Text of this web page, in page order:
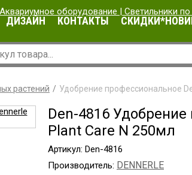
ДИЗАЙН КОНТАКТЫ
растений Удобрение профессиональное
Den-4816
Plant Care N 250мл
Артикул: Den-4816
Производитель: DENNERLE